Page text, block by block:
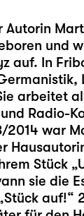
Autorin
und
auf. In
arbeitet
Radio-
2014 war
Stück
sie die
auf!“